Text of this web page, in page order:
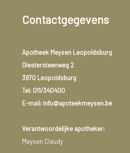
Contactgegevens
Apotheek Meysen Leopoldsburg
Diestersteenweg 2
3970 Leopoldsburg
Tel: 011/340400
E-mail: info@apoteekmeysen.be
Verantwoordelijke apotheker:
Meysen Claudy